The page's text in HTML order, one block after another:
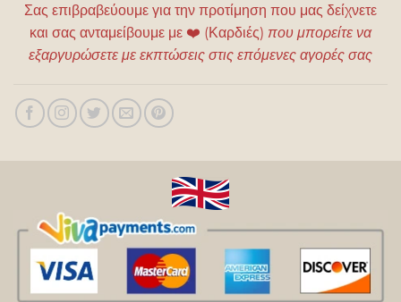
Σας επιβραβεύουμε για την προτίμηση που μας δείχνετε
και σας ανταμείβουμε με ❤️ (Καρδιές) που μπορείτε να
εξαργυρώσετε με εκπτώσεις στις επόμενες αγορές σας